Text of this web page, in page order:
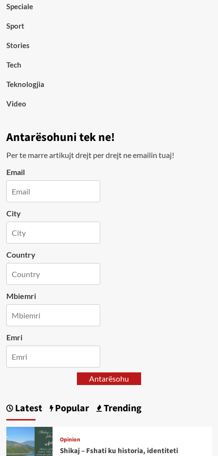
Speciale
Sport
Stories
Tech
Teknologjia
Video
Antarësohuni tek ne!
Per te marre artikujt drejt per drejt ne emailin tuaj!
Email
City
Country
Mbiemri
Emri
Antarësohu
Latest Popular Trending
Opinion
Shikaj – Fshati ku historia, identiteti